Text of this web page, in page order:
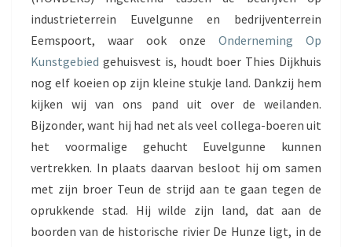
N
I
N
G
industrieterrein Euvelgunne en bedrijventerrein
Eemspoort, waar ook onze Onderneming Op
Kunstgebied gehuisvest is, houdt boer Thies Dijkhuis
nog elf koeien op zijn kleine stukje land. Dankzij hem
kijken wij van ons pand uit over de weilanden.
Bijzonder, want hij had net als veel collega-boeren uit
het voormalige gehucht Euvelgunne kunnen
vertrekken. In plaats daarvan besloot hij om samen
met zijn broer Teun de strijd aan te gaan tegen de
oprukkende stad. Hij wilde zijn land, dat aan de
boorden van de historische rivier De Hunze ligt, in de